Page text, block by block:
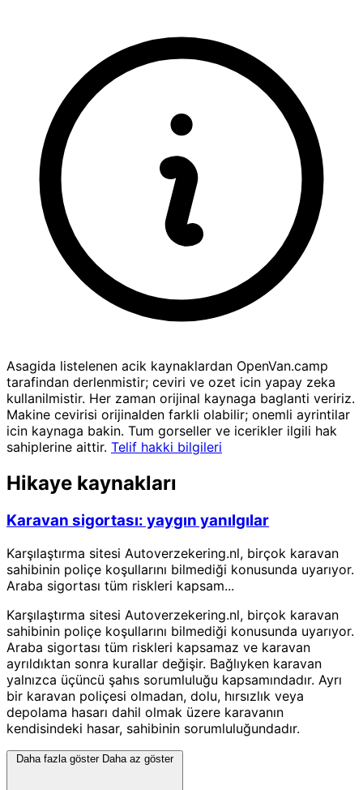
Asagida listelenen acik kaynaklardan OpenVan.camp
tarafindan derlenmistir; ceviri ve ozet icin yapay zeka
kullanilmistir. Her zaman orijinal kaynaga baglanti veririz.
Makine cevirisi orijinalden farkli olabilir; onemli ayrintilar
icin kaynaga bakin. Tum gorseller ve icerikler ilgili hak
sahiplerine aittir. Telif hakki bilgileri
Hikaye kaynakları
Karavan sigortası: yaygın yanılgılar
Karşılaştırma sitesi Autoverzekering.nl, birçok karavan
sahibinin poliçe koşullarını bilmediği konusunda uyarıyor.
Araba sigortası tüm riskleri kapsam...
Karşılaştırma sitesi Autoverzekering.nl, birçok karavan
sahibinin poliçe koşullarını bilmediği konusunda uyarıyor.
Araba sigortası tüm riskleri kapsamaz ve karavan
ayrıldıktan sonra kurallar değişir. Bağlıyken karavan
yalnızca üçüncü şahıs sorumluluğu kapsamındadır. Ayrı
bir karavan poliçesi olmadan, dolu, hırsızlık veya
depolama hasarı dahil olmak üzere karavanın
kendisindeki hasar, sahibinin sorumluluğundadır.
Daha fazla göster Daha az göster